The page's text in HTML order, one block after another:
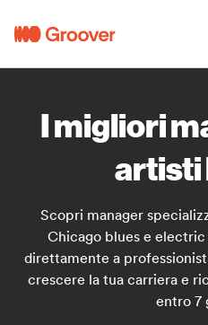
I migliori
artisti
Scopri manager
Chicago blues e
direttamente a
crescere la tua carriera e
entro 7